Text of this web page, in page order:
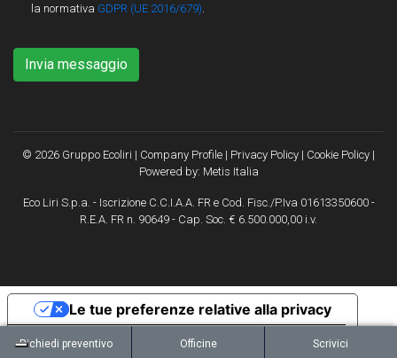
la normativa GDPR (UE 2016/679).
Invia messaggio
© 2026 Gruppo Ecoliri | Company Profile | Privacy Policy | Cookie Policy |
Powered by: Metis Italia
Eco Liri S.p.a. - Iscrizione C.C.I.A.A. FR e Cod. Fisc./P.Iva 01613350600 -
R.E.A. FR n. 90649 - Cap. Soc. € 6.500.000,00 i.v.
Richiedi preventivo Officine Scrivici
Informativa sulla raccolta
Le tue preferenze relative alla privacy